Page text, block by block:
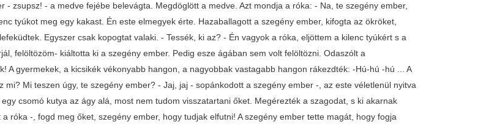
- zsupsz! - a medve fejébe belevágta. Megdöglött a medve. Azt mondja a róka: - Na, te szegény ember,
tyúkot meg egy kakast. Én este elmegyek érte. Hazaballagott a szegény ember, kifogta az ökröket,
Egyszer csak kopogtat valaki. - Tessék, ki az? - Én vagyok a róka, eljöttem a kilenc tyúkért s a
felöltözöm- kiáltotta ki a szegény ember. Pedig esze ágában sem volt felöltözni. Odaszólt a
A gyermekek, a kicsikék vékonyabb hangon, a nagyobbak vastagabb hangon rákezdték: -Hú-hú -hú ... A
mi? Mi teszen úgy, te szegény ember? - Jaj, jaj - sopánkodott a szegény ember -, az este véletlenül nyitva
csomó kutya az ágy alá, most nem tudom visszatartani őket. Megérezték a szagodat, s ki akarnak
róka -, fogd meg őket, szegény ember, hogy tudjak elfutni! A szegény ember tette magát, hogy fogja